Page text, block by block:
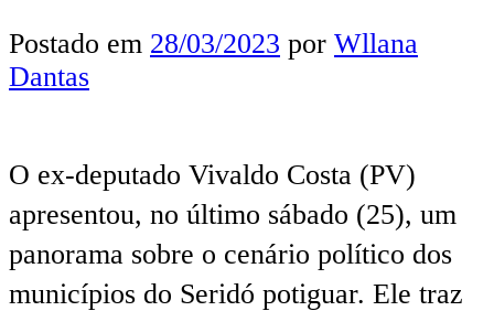
Postado em 28/03/2023 por Wllana
Dantas
O ex-deputado Vivaldo Costa (PV)
apresentou, no último sábado (25), um
panorama sobre o cenário político dos
municípios do Seridó potiguar. Ele traz